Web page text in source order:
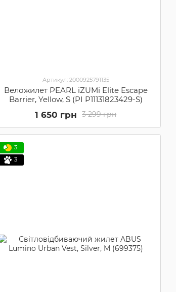
Артикул: 2000925791135
Веложилет PEARL iZUMi Elite Escape
Barrier, Yellow, S (PI P11131823429-S)
3 299 грн
1 650 грн
3
3